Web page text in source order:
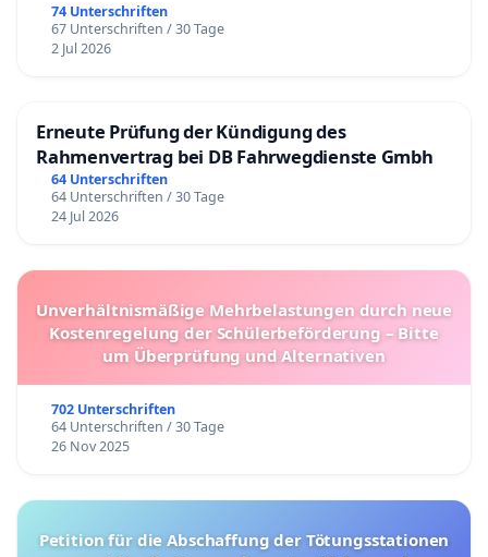
74 Unterschriften
67 Unterschriften / 30 Tage
2 Jul 2026
Erneute Prüfung der Kündigung des
Rahmenvertrag bei DB Fahrwegdienste Gmbh
64 Unterschriften
64 Unterschriften / 30 Tage
24 Jul 2026
Unverhältnismäßige Mehrbelastungen durch neue
Kostenregelung der Schülerbeförderung – Bitte
um Überprüfung und Alternativen
702 Unterschriften
64 Unterschriften / 30 Tage
26 Nov 2025
Petition für die Abschaffung der Tötungsstationen